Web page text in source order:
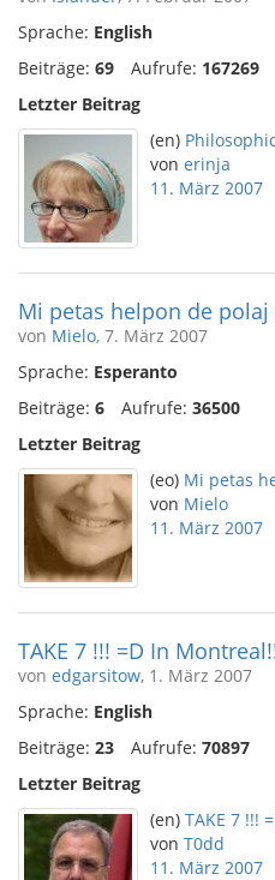
Sprache: English
Beiträge: 69 Aufrufe: 167269
Letzter Beitrag
(en)
von erinja
11. März 2007
Mi petas helpon de
von Mielo, 7. März 2007
Sprache: Esperanto
Beiträge: 6 Aufrufe: 36500
Letzter Beitrag
(eo) Mi petas
von Mielo
11. März 2007
TAKE 7 !!! =D In
von edgarsitow, 1. März 2007
Sprache: English
Beiträge: 23 Aufrufe: 70897
Letzter Beitrag
(en) TAKE 7 !!!
von T0dd
11. März 2007